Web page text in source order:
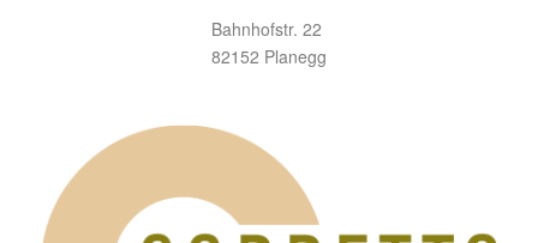
Bahnhofstr. 22
82152 Planegg